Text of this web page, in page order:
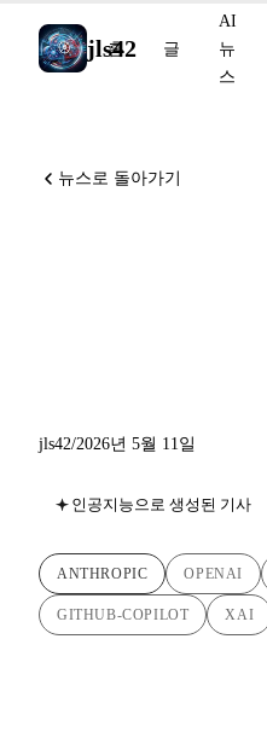
jls42
홈 글
AI
뉴
스
뉴스로 돌아가기
jls42/2026년 5월 11일
인공지능으로 생성된 기사
ANTHROPIC OPENAI
GITHUB-COPILOT XAI